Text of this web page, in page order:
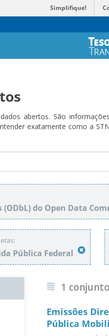
Simplifique!
abertos. São
exatamente como a
do Open Data
Pública Federal
1
Emissões
Pública